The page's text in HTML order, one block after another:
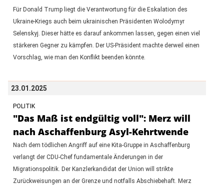
Für Donald Trump liegt die Verantwortung für die Eskalation des
Ukraine-Kriegs auch beim ukrainischen Präsidenten Wolodymyr
Selenskyj. Dieser hätte es darauf ankommen lassen, gegen einen viel
stärkeren Gegner zu kämpfen. Der US-Präsident machte derweil einen
Vorschlag, wie man den Konflikt beenden könnte.
23.01.2025
POLITIK
"Das Maß ist endgültig voll": Merz will
nach Aschaffenburg Asyl-Kehrtwende
Nach dem tödlichen Angriff auf eine Kita-Gruppe in Aschaffenburg
verlangt der CDU-Chef fundamentale Änderungen in der
Migrationspolitik. Der Kanzlerkandidat der Union will strikte
Zurückweisungen an der Grenze und notfalls Abschiebehaft. Merz